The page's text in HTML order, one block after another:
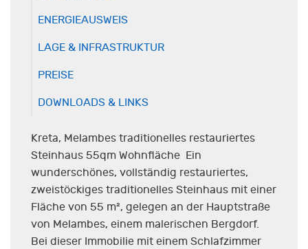
ENERGIEAUSWEIS
LAGE & INFRASTRUKTUR
PREISE
DOWNLOADS & LINKS
Kreta, Melambes traditionelles restauriertes
Steinhaus 55qm Wohnfläche Ein
wunderschönes, vollständig restauriertes,
zweistöckiges traditionelles Steinhaus mit einer
Fläche von 55 m², gelegen an der Hauptstraße
von Melambes, einem malerischen Bergdorf.
Bei dieser Immobilie mit einem Schlafzimmer